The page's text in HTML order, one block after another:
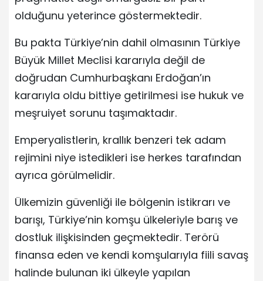
olduğunu yeterince göstermektedir.
Bu pakta Türkiye’nin dahil olmasının Türkiye
Büyük Millet Meclisi kararıyla değil de
doğrudan Cumhurbaşkanı Erdoğan’ın
kararıyla oldu bittiye getirilmesi ise hukuk ve
meşruiyet sorunu taşımaktadır.
Emperyalistlerin, krallık benzeri tek adam
rejimini niye istedikleri ise herkes tarafından
ayrıca görülmelidir.
Ülkemizin güvenliği ile bölgenin istikrarı ve
barışı, Türkiye’nin komşu ülkeleriyle barış ve
dostluk ilişkisinden geçmektedir. Terörü
finansa eden ve kendi komşularıyla fiili savaş
halinde bulunan iki ülkeyle yapılan